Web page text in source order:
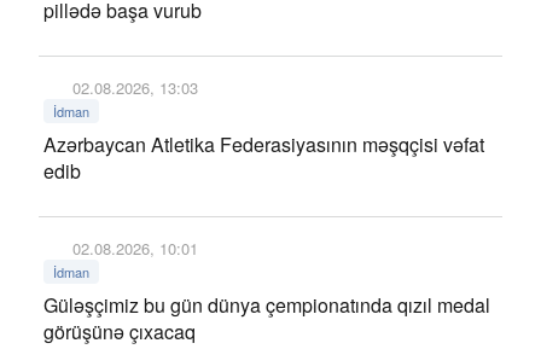
pillədə başa vurub
02.08.2026, 13:03
İdman
Azərbaycan Atletika Federasiyasının məşqçisi vəfat
edib
02.08.2026, 10:01
İdman
Güləşçimiz bu gün dünya çempionatında qızıl medal
görüşünə çıxacaq